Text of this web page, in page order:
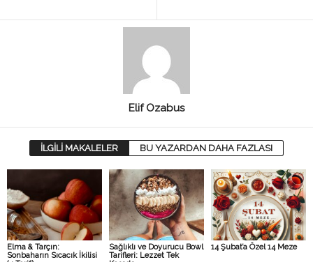
Elif Ozabus
İLGİLİ MAKALELER BU YAZARDAN DAHA FAZLASI
Elma & Tarçın:
Sonbaharın Sıcacık İkilisi
Sağlıklı ve Doyurucu Bowl
Tarifleri: Lezzet Tek
14 Şubat’a Özel 14 Meze